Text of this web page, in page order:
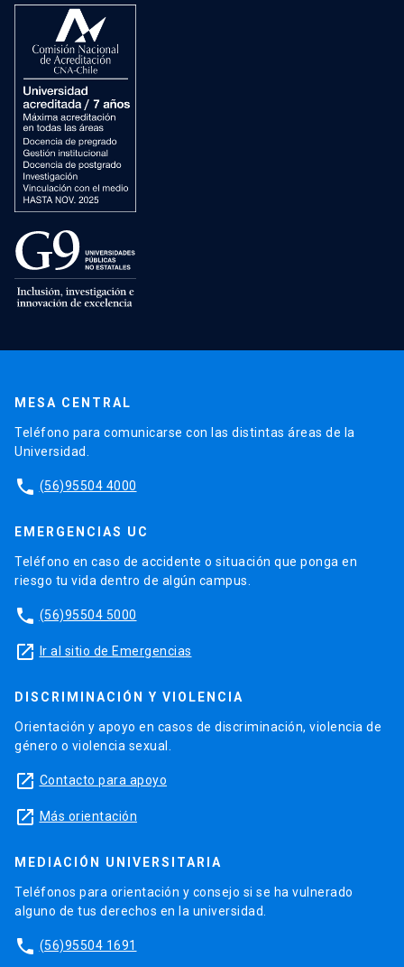
MESA CENTRAL
Teléfono para comunicarse con las distintas áreas de la
Universidad.
phone (56)95504 4000
EMERGENCIAS UC
Teléfono en caso de accidente o situación que ponga en
riesgo tu vida dentro de algún campus.
phone (56)95504 5000
launch Ir al sitio de Emergencias
DISCRIMINACIÓN Y VIOLENCIA
Orientación y apoyo en casos de discriminación, violencia de
género o violencia sexual.
launch Contacto para apoyo
launch Más orientación
MEDIACIÓN UNIVERSITARIA
Teléfonos para orientación y consejo si se ha vulnerado
alguno de tus derechos en la universidad.
phone (56)95504 1691